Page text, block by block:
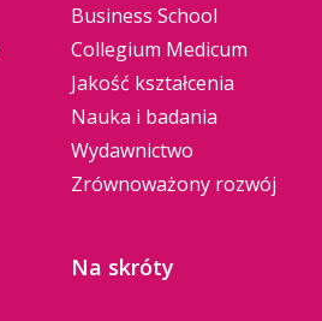
Business School
Collegium Medicum
Jakość kształcenia
Nauka i badania
Wydawnictwo
Zrównoważony rozwój
Na skróty